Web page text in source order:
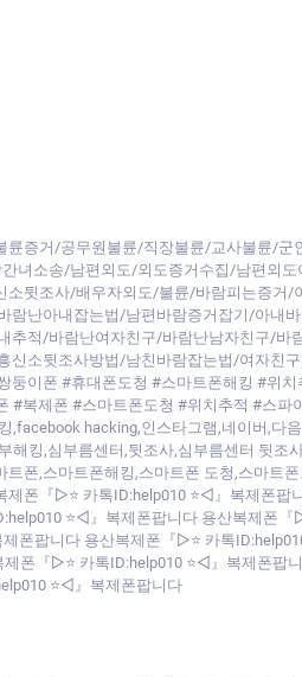
증거/공무원불륜/직장불륜/교사불륜/군
녀소송/남편외도/외도증거수집/남편외도
뒷조사/배우자외도/불륜/바람피는증거/
난아내잡는법/남편바람증거잡기/아내
적/바람난여자친구/바람난남자친구/바
소뒷조사방법/남친바람잡는법/여자친
이폰 #휴대폰도청 #스마트폰해킹 #위
복제폰 #스마트폰도청 #위치추적 #스파
hacking,인스타그램,네이버,다음
킹,심부름센터,뒷조사,심부름센터 뒷조
폰,스마트폰해킹,스마트폰 도청,스마트
폰『▷⭐ 카톡ID:help010 ⭐◁』복제폰팝
⭐◁』복제폰팝니다 용산복제폰『
폰팝니다 용산복제폰『▷⭐ 카톡
폰『▷⭐ 카톡ID:help010 ⭐◁』복제폰팝
⭐◁』복제폰팝니다